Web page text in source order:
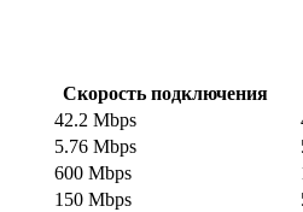
Скорость подключения
42.2 Mbps
5.76 Mbps
600 Mbps
150 Mbps